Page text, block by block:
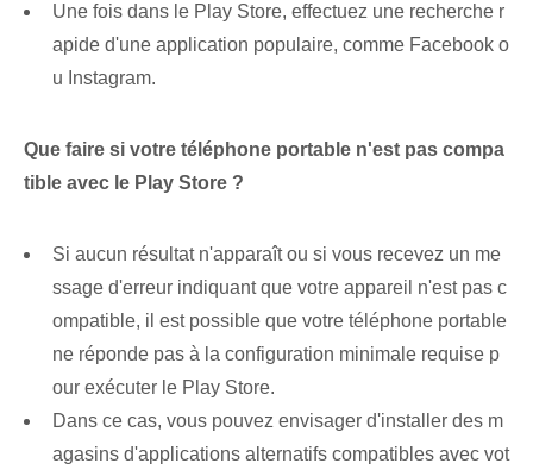
Une fois dans le ⁢Play ‌Store, effectuez une recherche r
apide d'une application populaire, ‌comme Facebook o
u ‌Instagram.
Que faire si votre téléphone portable n'est pas compa
tible avec le ⁢Play Store ?
Si aucun résultat n'apparaît ou si vous recevez un me
ssage d'erreur indiquant que votre appareil n'est pas c
ompatible, il est possible que votre téléphone portable
ne réponde pas à la configuration minimale requise p
our exécuter le Play Store.
Dans ce cas, vous pouvez envisager d'installer des m
agasins d'applications alternatifs compatibles avec vot